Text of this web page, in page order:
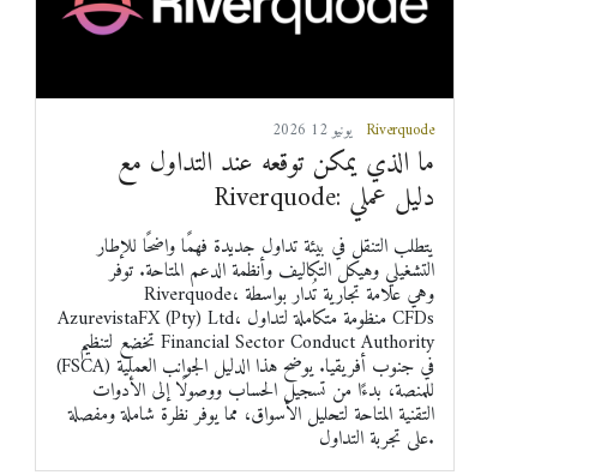
2026 يونيو 12 Riverquode
ما الذي يمكن توقعه عند التداول مع
Riverquode: دليل عملي
يتطلب التنقل في بيئة تداول جديدة فهمًا واضحًا للإطار
التشغيلي وهيكل التكاليف وأنظمة الدعم المتاحة. توفر
Riverquode، وهي علامة تجارية تُدار بواسطة
AzurevistaFX (Pty) Ltd، منظومة متكاملة لتداول CFDs
تخضع لتنظيم Financial Sector Conduct Authority
(FSCA) في جنوب أفريقيا. يوضح هذا الدليل الجوانب العملية
للمنصة، بدءًا من تسجيل الحساب ووصولًا إلى الأدوات
التقنية المتاحة لتحليل الأسواق، مما يوفر نظرة شاملة ومفصلة
على تجربة التداول.